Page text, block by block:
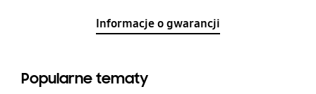
Informacje o gwarancji
Popularne tematy